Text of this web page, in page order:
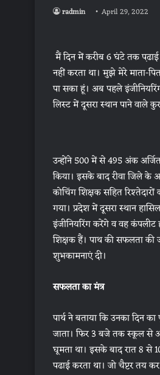
radmin April 29, 2022
मैं दिन में करीब 6 घंटे तक
नहीं करता था। मुझे मेरे माता-
पा सका हूं। अब पहले
लिस्ट में दूसरा स्थान पाने वाले
उन्होंने 500 में से 495 अंक
किया। इसके बाद रीवा जिले के
कोचिंग शिक्षक सहित
गया। प्रदेश में दूसरा स्थान
इंजीनियरिंग करेंगे व वह
शिक्षक हैं। पाथ की सफलता की
शुभकामनाएं दी।
सफलता का मंत्र
पार्थ ने बताया कि उनका दिन
जाता। फिर 3 बजे तक स्कूल से
घूमता था। इसके बाद रात 8 से
पढाई करता था। जो चैप्टर तय